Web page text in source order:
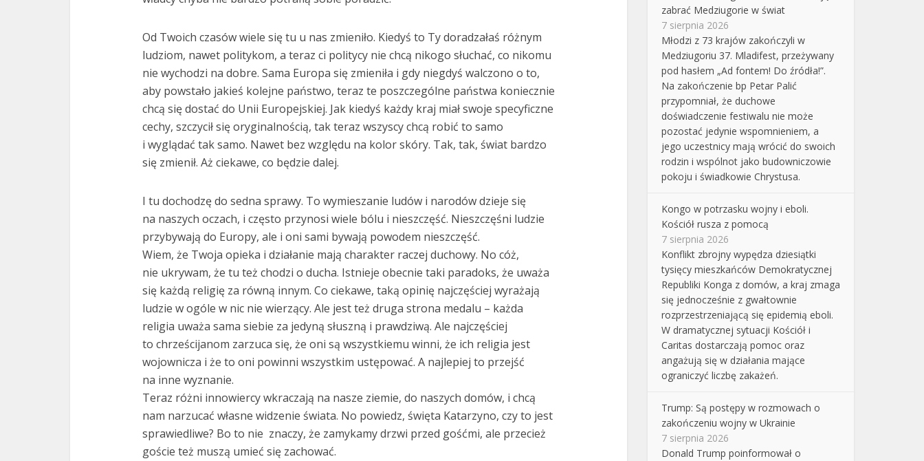
Od Twoich czasów wiele się tu u nas zmieniło. Kiedyś to Ty doradzałaś różnym
ludziom, nawet politykom, a teraz ci politycy nie chcą nikogo słuchać, co nikomu
nie wychodzi na dobre. Sama Europa się zmieniła i gdy niegdyś walczono o to,
aby powstało jakieś kolejne państwo, teraz te poszczególne państwa koniecznie
chcą się dostać do Unii Europejskiej. Jak kiedyś każdy kraj miał swoje specyficzne
cechy, szczycił się oryginalnością, tak teraz wszyscy chcą robić to samo
i wyglądać tak samo. Nawet bez względu na kolor skóry. Tak, tak, świat bardzo
się zmienił. Aż ciekawe, co będzie dalej.
I tu dochodzę do sedna sprawy. To wymieszanie ludów i narodów dzieje się
na naszych oczach, i często przynosi wiele bólu i nieszczęść. Nieszczęśni ludzie
przybywają do Europy, ale i oni sami bywają powodem nieszczęść.
Wiem, że Twoja opieka i działanie mają charakter raczej duchowy. No cóż,
nie ukrywam, że tu też chodzi o ducha. Istnieje obecnie taki paradoks, że uważa
się każdą religię za równą innym. Co ciekawe, taką opinię najczęściej wyrażają
ludzie w ogóle w nic nie wierzący. Ale jest też druga strona medalu – każda
religia uważa sama siebie za jedyną słuszną i prawdziwą. Ale najczęściej
to chrześcijanom zarzuca się, że oni są wszystkiemu winni, że ich religia jest
wojownicza i że to oni powinni wszystkim ustępować. A najlepiej to przejść
na inne wyznanie.
Teraz różni innowiercy wkraczają na nasze ziemie, do naszych domów, i chcą
nam narzucać własne widzenie świata. No powiedz, święta Katarzyno, czy to jest
sprawiedliwe? Bo to nie znaczy, że zamykamy drzwi przed gośćmi, ale przecież
goście też muszą umieć się zachować.
zabrać Medziugorie w świat
7 sierpnia 2026
Młodzi z 73 krajów zakończyli w
Medziugoriu 37. Mladifest, przeżywany
pod hasłem „Ad fontem! Do źródła!”.
Na zakończenie bp Petar Palić
przypomniał, że duchowe
doświadczenie festiwalu nie może
pozostać jedynie wspomnieniem, a
jego uczestnicy mają wrócić do swoich
rodzin i wspólnot jako budowniczowie
pokoju i świadkowie Chrystusa.
Kongo w potrzasku wojny i eboli.
Kościół rusza z pomocą
7 sierpnia 2026
Konflikt zbrojny wypędza dziesiątki
tysięcy mieszkańców Demokratycznej
Republiki Konga z domów, a kraj zmaga
się jednocześnie z gwałtownie
rozprzestrzeniającą się epidemią eboli.
W dramatycznej sytuacji Kościół i
Caritas dostarczają pomoc oraz
angażują się w działania mające
ograniczyć liczbę zakażeń.
Trump: Są postępy w rozmowach o
zakończeniu wojny w Ukrainie
7 sierpnia 2026
Donald Trump poinformował o